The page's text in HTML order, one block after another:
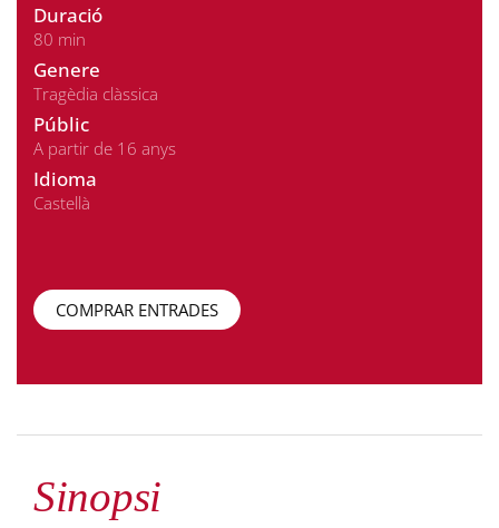
Duració
80 min
Genere
Tragèdia clàssica
Públic
A partir de 16 anys
Idioma
Castellà
COMPRAR ENTRADES
Sinopsi